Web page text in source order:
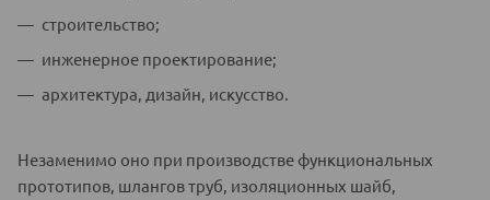
строительство;
инженерное проектирование;
архитектура, дизайн, искусство.
Незаменимо оно при производстве функциональных
прототипов, шлангов труб, изоляционных шайб,